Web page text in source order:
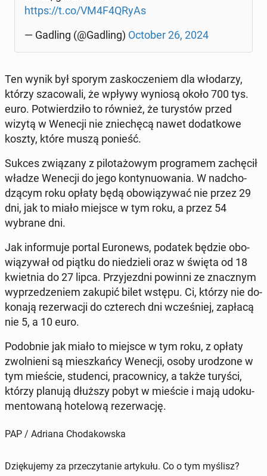
https://t.co/VM4F4QRyAs
— Gadling (@Gadling) October 26, 2024
Ten wynik był sporym za­sko­cze­niem dla wło­da­rzy,
którzy sza­co­wa­li, że wpływy wyniosą około 700 tys.
euro. Po­twier­dzi­ło to również, że tu­ry­stów przed
wizytą w Wenecji nie znie­chę­cą nawet do­dat­ko­we
koszty, które muszą ponieść.
Sukces zwią­za­ny z pi­lo­ta­żo­wym pro­gra­mem za­chę­cił
władze Wenecji do jego kon­ty­nu­owa­nia. W nad­cho­
dzą­cym roku opłaty będą obo­wią­zy­wać nie przez 29
dni, jak to miało miejsce w tym roku, a przez 54
wybrane dni.
Jak in­for­mu­je portal Eu­ro­news, podatek będzie obo­
wią­zy­wał od piątku do nie­dzie­li oraz w święta od 18
kwiet­nia do 27 lipca. Przy­jezd­ni powinni ze znacz­nym
wy­prze­dze­niem zakupić bilet wstępu. Ci, którzy nie do­
ko­na­ją re­zer­wa­cji do czte­rech dni wcze­śniej, zapłacą
nie 5, a 10 euro.
Po­dob­nie jak miało to miejsce w tym roku, z opłaty
zwol­nie­ni są miesz­kań­cy Wenecji, osoby uro­dzo­ne w
tym mieście, stu­den­ci, pra­cow­ni­cy, a także turyści,
którzy planują dłuższy pobyt w mieście i mają udo­ku­
men­to­wa­ną ho­te­lo­wą re­zer­wa­cję.
PAP / Adriana Chodakowska
Dziękujemy za przeczytanie artykułu. Co o tym myślisz?